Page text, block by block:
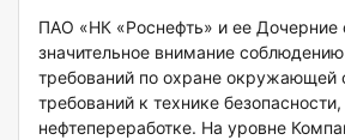
ПАО «НК «Роснефть» и ее Дочерние
значительное внимание
требований по охране окружающей
требований к технике
нефтепереработке. На уровне